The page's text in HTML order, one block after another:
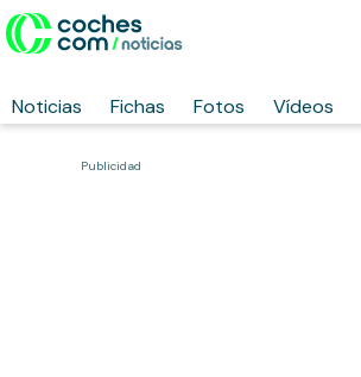
Noticias Fichas Fotos Vídeos
Publicidad